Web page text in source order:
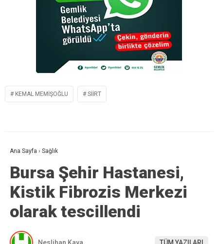
KEMAL MEMIŞOĞLU SIIRT
Ana Sayfa › Sağlık
Bursa Şehir Hastanesi,
Kistik Fibrozis Merkezi
olarak tescillendi